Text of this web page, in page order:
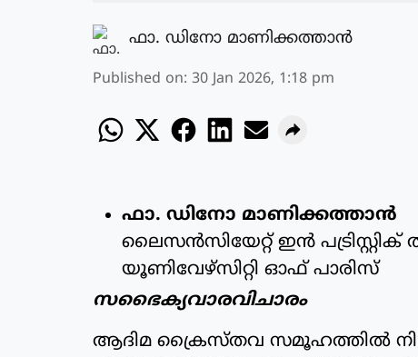
ഫാ. ഡിനോ മാണിക്കത്താന്‍
Published on: 30 Jan 2026, 1:18 pm
ഫാ. ഡിനോ മാണിക്കത്താന്‍
ലൈസന്‍സിയേറ്റ് ഇന്‍
യൂണിവേഴ്‌സിറ്റി ഓഫ് പാരിസ്
സഭൈക്യവാരവിചാരം
ആദിമ ക്രൈസ്തവ സമൂഹത്തില്‍